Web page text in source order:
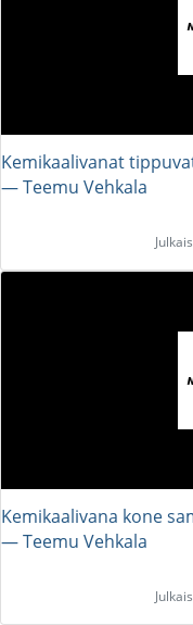
Kemikaalivanat
― Teemu Vehkala
Kemikaalivana kone
― Teemu Vehkala